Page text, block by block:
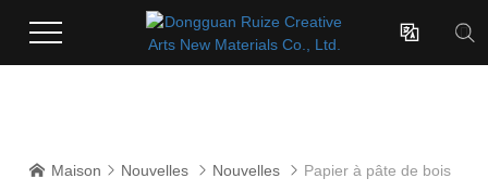

 Maison  Nouvelles  Nouvelles  Papier à pâte de bois